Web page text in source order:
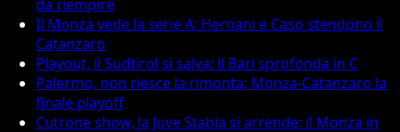
da riempire
Il Monza vede la serie A: Hernani e Caso stendono il
Catanzaro
Playout, il Sudtirol si salva: il Bari sprofonda in C
Palermo, non riesce la rimonta: Monza-Catanzaro la
finale playoff
Cutrone show, la Juve Stabia si arrende: il Monza in